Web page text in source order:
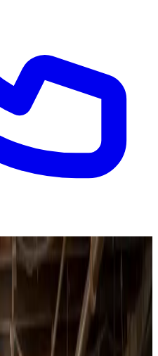
Ikast
I Ikast fjerner vi støv,
fra hele dit
bliver sundere og